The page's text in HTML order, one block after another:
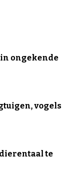
ongekende
vogels
te